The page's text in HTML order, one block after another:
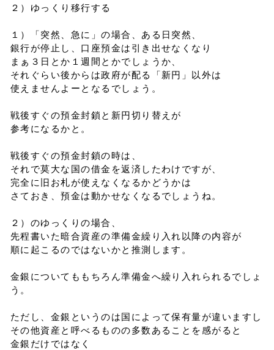
２）ゆっくり移行する
１）「突然、急に」の場合、ある日突然、
銀行が停止し、口座預金は引き出せなくなり
まぁ３日とか１週間とかでしょうか、
それぐらい後からは政府が配る「新円」以外は
使えませんよーとなるでしょう。
戦後すぐの預金封鎖と新円切り替えが
参考になるかと。
戦後すぐの預金封鎖の時は、
それで莫大な国の借金を返済したわけですが、
完全に旧お札が使えなくなるかどうかは
さておき、預金は動かせなくなるでしょうね。
２）のゆっくりの場合、
先程書いた暗合資産の準備金繰り入れ以降の内容が
順に起こるのではないかと推測します。
金銀についてももちろん準備金へ繰り入れられるでしょ
う。
ただし、金銀というのは国によって保有量が違いますし
その他資産と呼べるものの多数あることを感がると
金銀だけではなく